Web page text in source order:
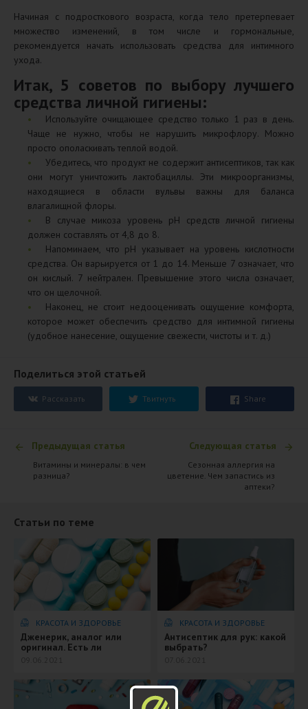
Начиная с подросткового возраста, когда тело претерпевает
множество изменений, в том числе и гормональные,
рекомендуется начать использовать средства для интимного
ухода.
Итак, 5 советов по выбору лучшего
средства личной гигиены:
Используйте очищающее средство только 1 раз в день.
Чаще не нужно, чтобы не нарушить микрофлору. Можно
просто ополаскивать теплой водой.
Убедитесь, что продукт не содержит антисептиков, так как
они могут уничтожить лактобациллы. Эти микроорганизмы,
находящиеся в области вульвы важны для баланса
влагалищной флоры.
В случае микоза уровень pH средств личной гигиены
должен составлять от 4,8 до 8.
Напоминаем, что pH указывает на уровень кислотности
средства. Он варьируется от 1 до 14. Меньше 7 означает, что
он кислый. 7 нейтрален. Превышение этого числа означает,
что он щелочной.
Наконец, не стоит недооценивать ощущение комфорта,
которое может обеспечить средство для интимной гигиены
(удобное нанесение, ощущение свежести, чистоты и т. д.)
Поделиться этой статьей
Рассказать Твитнуть Share
Предыдущая статья
​Витамины и минералы: в чем
разница?
Следующая статья
Сезонная аллергия на
цветение. Чем запастись из
аптеки?
Статьи по теме
КРАСОТА И ЗДОРОВЬЕ
​Дженерик, аналог или
оригинал. Есть ли
КРАСОТА И ЗДОРОВЬЕ
Антисептик для рук: какой
выбрать?